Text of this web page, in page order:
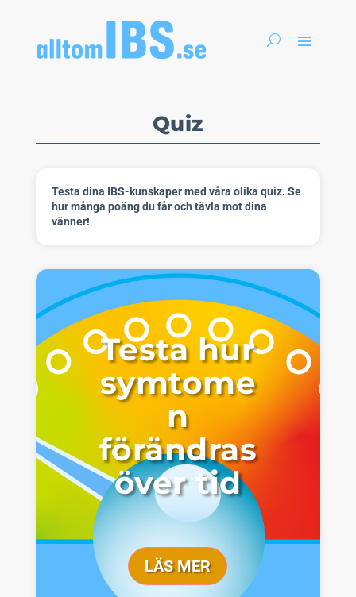
Quiz
Testa dina IBS-kunskaper med våra olika quiz. Se
hur många poäng du får och tävla mot dina
vänner!
Testa hur
symtome
n
förändras
över tid
LÄS MER